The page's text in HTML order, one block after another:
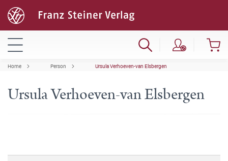
Home Person Ursula Verhoeven-van Elsbergen
Ursula Verhoeven-van Elsbergen